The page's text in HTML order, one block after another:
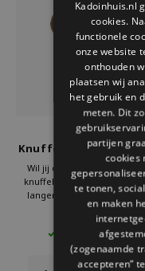
Welke Zwitscherbox past
Zwitscherbox als cadeau
Wanddecoratie
Storytiles
Palm Pals
Knuffel Melk Thee
13 cm
Wil jij deze schattige Palm
knuffel in huis halen?
langer! Bestel vandaag
geniet van een
knuffelbare vriend.
cadeau of gewoon voor
nu op bestellen en haal
schattigste knuffel in
€11,95
3 OP VOORRAAD
Kadoinhuis.nl
cookies.
functionele
onze website
onthouden
plaatsen wij
het gebruik en
meten. Dit
partijen
cookies
te tonen,
en maken
(zogenaamde
accepteren”